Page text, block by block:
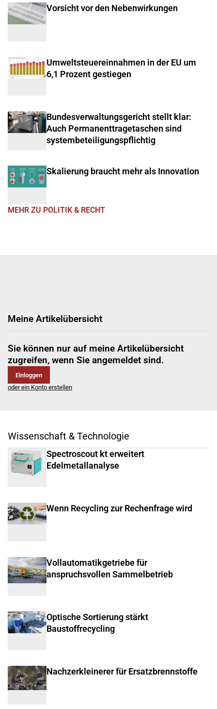
Vorsicht vor den Nebenwirkungen
Umweltsteuereinnahmen in der EU um
6,1 Prozent gestiegen
Bundesverwaltungsgericht stellt klar:
Auch Permanenttragetaschen sind
systembeteiligungspflichtig
Skalierung braucht mehr als Innovation
MEHR ZU POLITIK & RECHT
Meine Artikelübersicht
Sie können nur auf meine Artikelübersicht
zugreifen, wenn Sie angemeldet sind.
Einloggen
oder ein Konto erstellen
Wissenschaft & Technologie
Spectroscout kt erweitert
Edelmetallanalyse
Wenn Recycling zur Rechenfrage wird
Vollautomatikgetriebe für
anspruchsvollen Sammelbetrieb
Optische Sortierung stärkt
Baustoffrecycling
Nachzerkleinerer für Ersatzbrennstoffe